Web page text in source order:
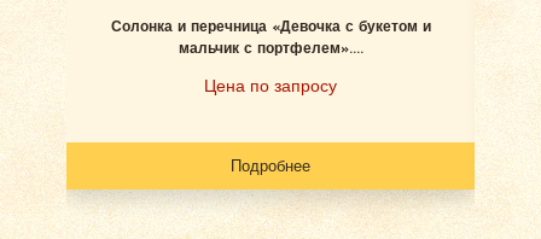
Солонка и перечница «Девочка с букетом и
мальчик с портфелем»....
Цена по запросу
Подробнее